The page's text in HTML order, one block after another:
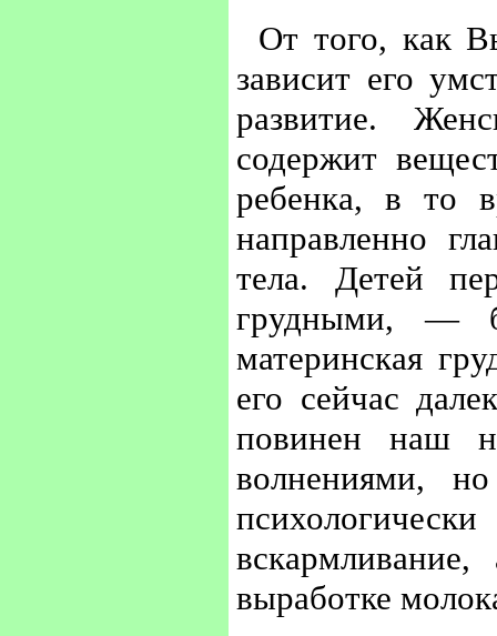
От того, как
зависит его
развитие.
содержит
ребенка, в то
направленно
тела. Детей
грудными, —
материнская
его сейчас
повинен наш
волнениями,
выработке